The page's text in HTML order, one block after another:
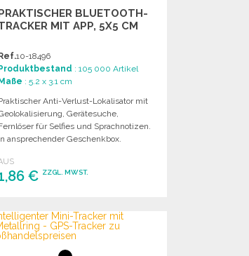
BLUETOOTH-
MIT APP, 5X5 CM
Ref.10-18496
Produktbestand : 105 000 Artikel
Maße : 5.2 x 3.1 cm
Anti-Verlust-Lokalisator mit
Gerätesuche,
für Selfies und Sprachnotizen.
ansprechender Geschenkbox.
€ ZZGL. MWST.
Angebot anfordern